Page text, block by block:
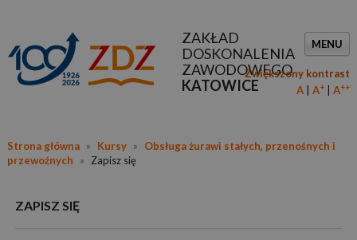
ZAKŁAD
DOSKONALENIA
ZAWODOWEGO
KATOWICE
MENU
Zwiększony kontrast
A
A+ A++
Strona główna » Kursy »
Obsługa żurawi stałych, przenośnych i
przewoźnych
» Zapisz się
ZAPISZ SIĘ